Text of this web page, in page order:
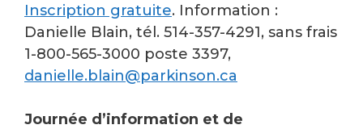
Inscription gratuite. Information :
Danielle Blain, tél. 514-357-4291, sans frais
1-800-565-3000 poste 3397,
danielle.blain@parkinson.ca
Journée d’information et de